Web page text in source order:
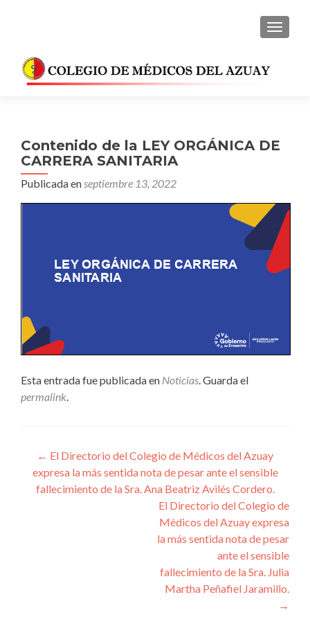
Contenido de la LEY ORGÁNICA DE
CARRERA SANITARIA
Publicada enseptiembre 13, 2022
Esta entrada fue publicada en Noticias. Guarda el
permalink.
Navegación
de
← El Directorio del Colegio de Médicos del Azuay
expresa la más sentida nota de pesar ante el sensible
fallecimiento de la Sra. Ana Beatriz Avilés Cordero.
El Directorio del Colegio de
Médicos del Azuay expresa
la más sentida nota de pesar
ante el sensible
fallecimiento de la Sra. Julia
Martha Peñafiel Jaramillo.
→